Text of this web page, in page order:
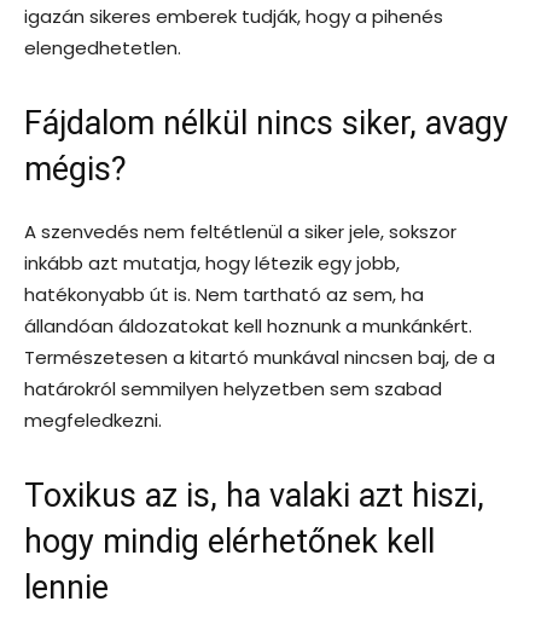
igazán sikeres emberek tudják, hogy a pihenés
elengedhetetlen.
Fájdalom nélkül nincs siker, avagy
mégis?
A szenvedés nem feltétlenül a siker jele, sokszor
inkább azt mutatja, hogy létezik egy jobb,
hatékonyabb út is. Nem tartható az sem, ha
állandóan áldozatokat kell hoznunk a munkánkért.
Természetesen a kitartó munkával nincsen baj, de a
határokról semmilyen helyzetben sem szabad
megfeledkezni.
Toxikus az is, ha valaki azt hiszi,
hogy mindig elérhetőnek kell
lennie